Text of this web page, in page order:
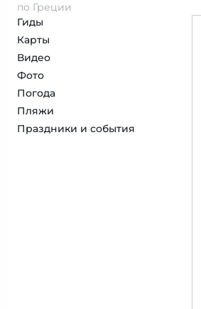
по Греции
Гиды
Карты
Видео
Фото
Погода
Пляжи
Праздники и события